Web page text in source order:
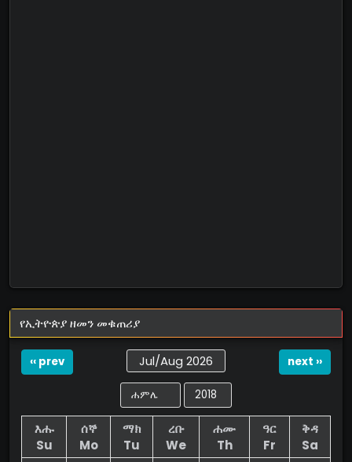
የኢትዮጵያ ዘመን መቁጠሪያ
‹‹ prev Jul/Aug 2026 next ››
እሑ
Su
ሰኞ
Mo
ማክ
Tu
ረቡ
We
ሐሙ
Th
ዓር
Fr
ቅዳ
Sa